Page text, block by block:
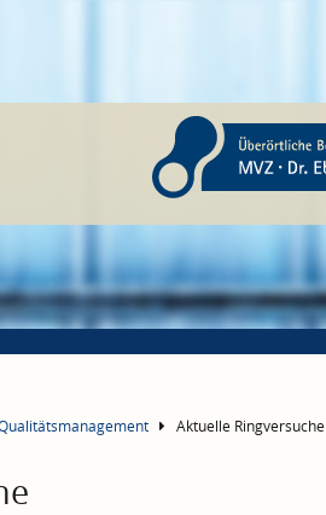
Aktuelle Ringversuche